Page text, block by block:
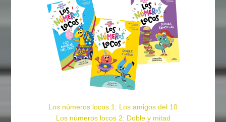
Los números locos 1: Los amigos del 10
Los números locos 2: Doble y mitad